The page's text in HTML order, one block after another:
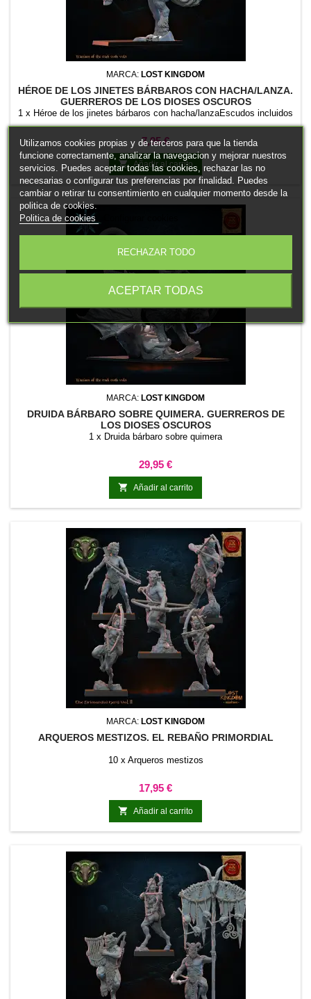
MARCA: LOST KINGDOM
HÉROE DE LOS JINETES BÁRBAROS CON HACHA/LANZA.
GUERREROS DE LOS DIOSES OSCUROS
1 x Héroe de los jinetes bárbaros con hacha/lanzaEscudos incluidos
Precio
7,95 €
 Añadir al carrito
MARCA: LOST KINGDOM
DRUIDA BÁRBARO SOBRE QUIMERA. GUERREROS DE
LOS DIOSES OSCUROS
1 x Druida bárbaro sobre quimera
Precio
29,95 €
 Añadir al carrito
MARCA: LOST KINGDOM
ARQUEROS MESTIZOS. EL REBAÑO PRIMORDIAL
10 x Arqueros mestizos
Precio
17,95 €
 Añadir al carrito
Utilizamos cookies propias y de terceros para que la tienda
funcione correctamente, analizar la navegacion y mejorar nuestros
servicios. Puedes aceptar todas las cookies, rechazar las no
necesarias o configurar tus preferencias por finalidad. Puedes
cambiar o retirar tu consentimiento en cualquier momento desde la
politica de cookies.
Politica de cookies
RECHAZAR TODO
ACEPTAR TODAS